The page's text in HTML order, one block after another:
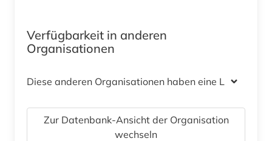
Verfügbarkeit in anderen
Organisationen
Diese anderen Organisationen haben eine Lizenz
Zur Datenbank-Ansicht der Organisation
wechseln